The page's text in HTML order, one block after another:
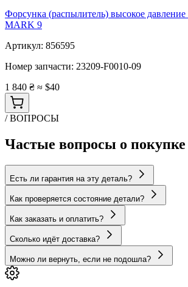
Форсунка (распылитель) высокое
MARK 9
Артикул: 856595
Номер запчасти: 23209-F0010-09
1 840 ₴ ≈ $40
/ ВОПРОСЫ
Частые вопросы о покупке
Есть ли гарантия на эту деталь?
Как проверяется состояние детали?
Как заказать и оплатить?
Сколько идёт доставка?
Можно ли вернуть, если не подошла?